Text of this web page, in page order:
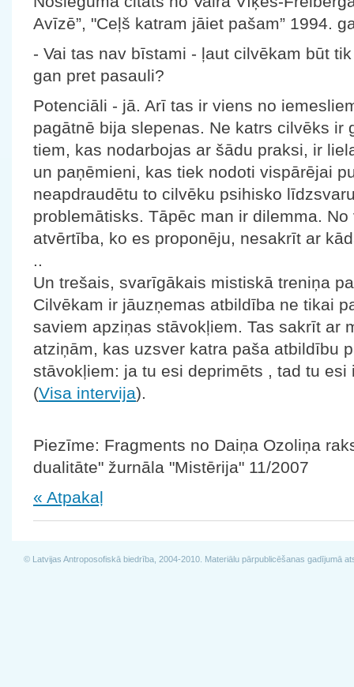
Avīzē”, "Ceļš katram jāiet pašam” 1994.
- Vai tas nav bīstami - ļaut cilvēkam būt
gan pret pasauli?
Potenciāli - jā. Arī tas ir viens no
pagātnē bija slepenas. Ne katrs cilvēks ir
tiem, kas nodarbojas ar šādu praksi, ir
un paņēmieni, kas tiek nodoti vispārējai
neapdraudētu to cilvēku psihisko
problemātisks. Tāpēc man ir dilemma.
atvērtība, ko es proponēju, nesakrīt ar
..
Un trešais, svarīgākais mistiskā treniņa
Cilvēkam ir jāuzņemas atbildība ne tikai
saviem apziņas stāvokļiem. Tas sakrīt ar
atziņām, kas uzsver katra paša atbildību
stāvokļiem: ja tu esi deprimēts , tad tu esi
(Visa intervija).
Piezīme: Fragments no Daiņa Ozoliņa
dualitāte" žurnāla "Mistērija" 11/2007
« Atpakaļ
© Latvijas Antroposofiskā biedrība, 2004-2010. Materiālu pārpublicēšanas gadījumā